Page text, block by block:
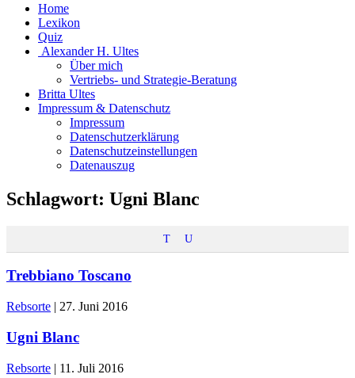
Home
Lexikon
Quiz
Alexander H. Ultes
Über mich
Vertriebs- und Strategie-Beratung
Britta Ultes
Impressum & Datenschutz
Impressum
Datenschutzerklärung
Datenschutzeinstellungen
Datenauszug
Schlagwort: Ugni Blanc
T U
Trebbiano Toscano
Rebsorte | 27. Juni 2016
Ugni Blanc
Rebsorte | 11. Juli 2016